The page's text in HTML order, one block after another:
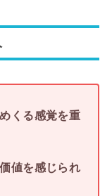
くる感覚を重
値を感じられ